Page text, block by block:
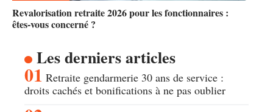
Revalorisation retraite 2026 pour les fonctionnaires :
êtes-vous concerné ?
Les derniers articles
Retraite gendarmerie 30 ans de service :
droits cachés et bonifications à ne pas oublier